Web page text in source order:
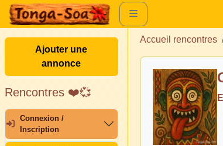
Ajouter une
annonce
Rencontres ❤️💞
Connexion /
Inscription
Accueil rencontres